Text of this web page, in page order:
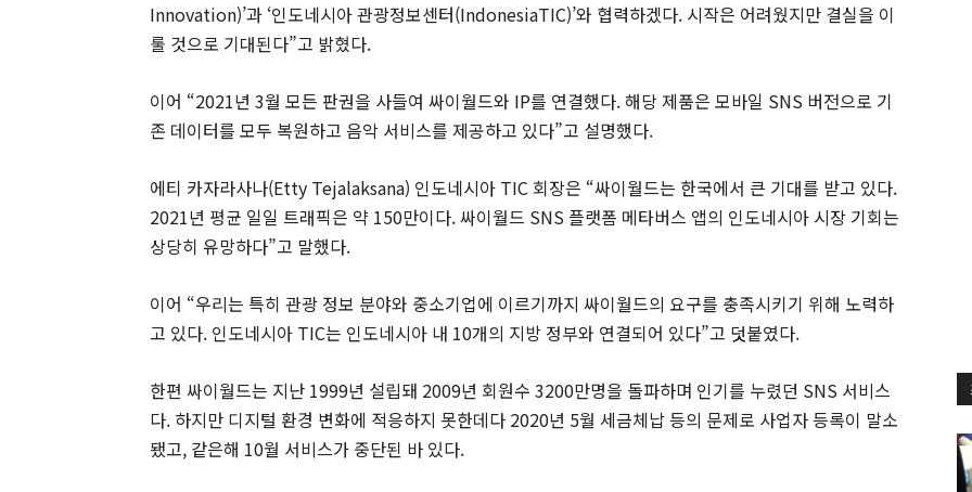
Innovation)’과 ‘인도네시아 관광정보센터(IndonesiaTIC)’와 협력하겠다. 시작은 어려웠지만 결실을 이
룰 것으로 기대된다”고 밝혔다.
이어 “2021년 3월 모든 판권을 사들여 싸이월드와 IP를 연결했다. 해당 제품은 모바일 SNS 버전으로 기
존 데이터를 모두 복원하고 음악 서비스를 제공하고 있다”고 설명했다.
에티 카자라사나(Etty Tejalaksana) 인도네시아 TIC 회장은 “싸이월드는 한국에서 큰 기대를 받고 있다.
2021년 평균 일일 트래픽은 약 150만이다. 싸이월드 SNS 플랫폼 메타버스 앱의 인도네시아 시장 기회는
상당히 유망하다”고 말했다.
이어 “우리는 특히 관광 정보 분야와 중소기업에 이르기까지 싸이월드의 요구를 충족시키기 위해 노력하
고 있다. 인도네시아 TIC는 인도네시아 내 10개의 지방 정부와 연결되어 있다”고 덧붙였다.
한편 싸이월드는 지난 1999년 설립돼 2009년 회원수 3200만명을 돌파하며 인기를 누렸던 SNS 서비스
다. 하지만 디지털 환경 변화에 적응하지 못한데다 2020년 5월 세금체납 등의 문제로 사업자 등록이 말소
됐고, 같은해 10월 서비스가 중단된 바 있다.